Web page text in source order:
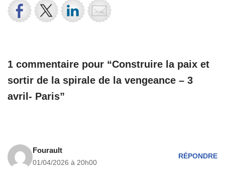
1 commentaire pour “Construire la paix et
sortir de la spirale de la vengeance – 3
avril- Paris”
Fourault
01/04/2026 à 20h00
RÉPONDRE